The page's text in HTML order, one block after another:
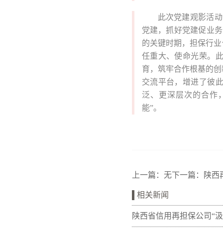
此次党建观影活
党建，抓好党建促业
的关键时期，担保行
任重大、使命光荣。
育，筑牢合作根基的
交流平台，增进了彼
泛、更深层次的合作
能”。
上一篇：无下一篇： 陕西
相关新闻
陕西省信用再担保公司“